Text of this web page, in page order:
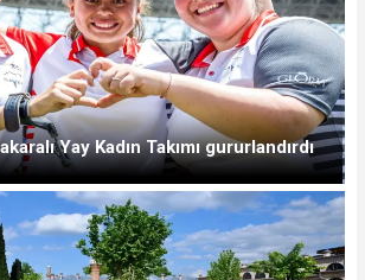
Yay Kadın Takımı gururlandırdı